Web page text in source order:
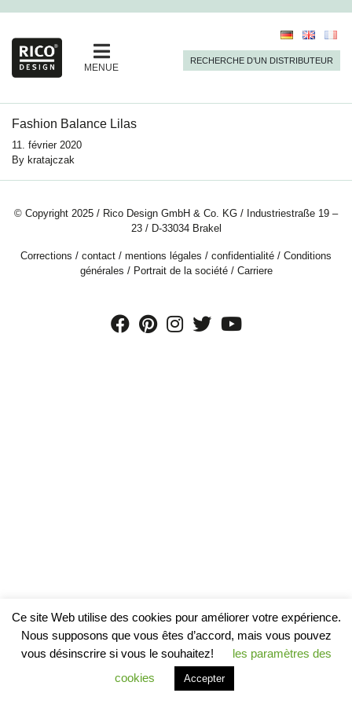
MENUE
RECHERCHE D’UN DISTRIBUTEUR
Fashion Balance Lilas
11. février 2020
By kratajczak
© Copyright 2025 / Rico Design GmbH & Co. KG / Industriestraße 19 –
23 / D-33034 Brakel
Corrections / contact / mentions légales / confidentialité / Conditions
générales / Portrait de la société/ Carriere
Ce site Web utilise des cookies pour améliorer votre expérience.
Nous supposons que vous êtes d’accord, mais vous pouvez
vous désinscrire si vous le souhaitez!
les paramètres des
cookies
Accepter